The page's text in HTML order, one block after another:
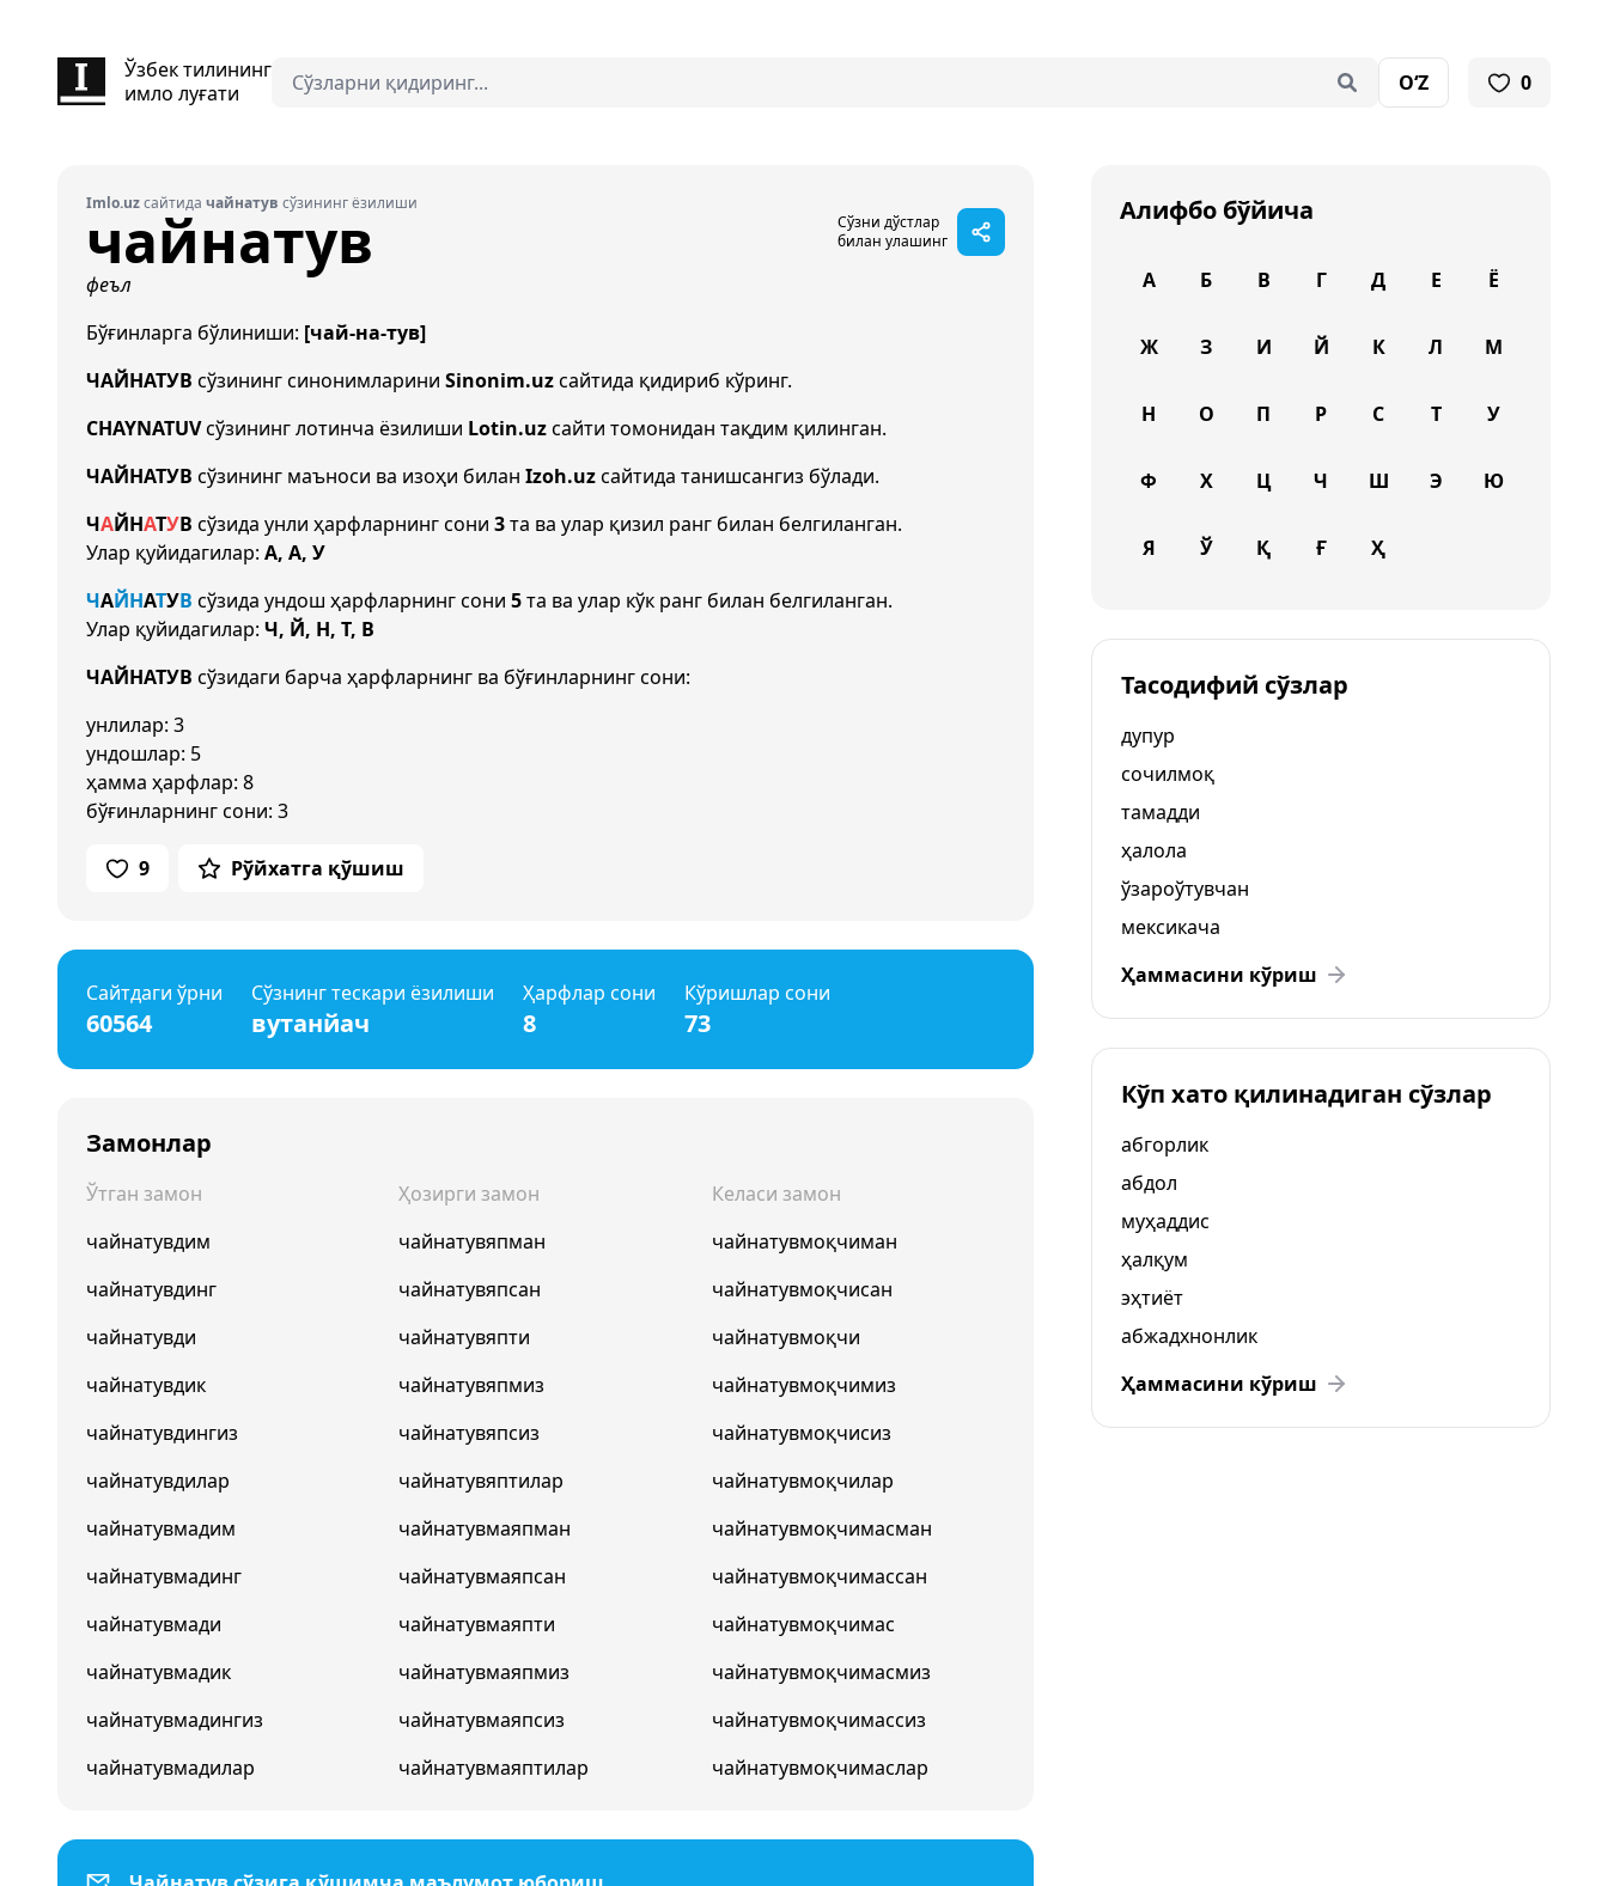
Ўзбек тилининг
имло луғати
O‘Z 0
Imlo.uzсайтида чайнатув сўзининг ёзилиши
чайнатув
Сўзни дўстлар
билан улашинг
феъл
Бўғинларга бўлиниши: [чай-на-тув]
ЧАЙНАТУВ сўзининг синонимларини Sinonim.uzсайтида қидириб кўринг.
CHAYNATUVсўзининг лотинча ёзилиши Lotin.uzсайти томонидан тақдим қилинган.
ЧАЙНАТУВ сўзининг маъноси ва изоҳи билан Izoh.uzсайтида танишсангиз бўлади.
ЧАЙНАТУВ сўзида унли ҳарфларнинг сони 3та ва улар қизил ранг билан белгиланган.
Улар қуйидагилар: А, А, У
ЧАЙНАТУВ сўзида ундош ҳарфларнинг сони 5та ва улар кўк ранг билан белгиланган.
Улар қуйидагилар: Ч, Й, Н, Т, В
ЧАЙНАТУВ сўзидаги барча ҳарфларнинг ва бўғинларнинг сони:
унлилар: 3
ундошлар: 5
ҳамма ҳарфлар: 8
бўғинларнинг сони: 3
9 Рўйхатга қўшиш
Сайтдаги ўрни
60564
Сўзнинг тескари ёзилиши
вутанйач
Ҳарфлар сони
8
Кўришлар сони
73
Замонлар
Ўтган замон
чайнатувдим
чайнатувдинг
чайнатувди
чайнатувдик
чайнатувдингиз
чайнатувдилар
чайнатувмадим
чайнатувмадинг
чайнатувмади
чайнатувмадик
чайнатувмадингиз
чайнатувмадилар
Ҳозирги замон
чайнатувяпман
чайнатувяпсан
чайнатувяпти
чайнатувяпмиз
чайнатувяпсиз
чайнатувяптилар
чайнатувмаяпман
чайнатувмаяпсан
чайнатувмаяпти
чайнатувмаяпмиз
чайнатувмаяпсиз
чайнатувмаяптилар
Келаси замон
чайнатувмоқчиман
чайнатувмоқчисан
чайнатувмоқчи
чайнатувмоқчимиз
чайнатувмоқчисиз
чайнатувмоқчилар
чайнатувмоқчимасман
чайнатувмоқчимассан
чайнатувмоқчимас
чайнатувмоқчимасмиз
чайнатувмоқчимассиз
чайнатувмоқчимаслар
Алифбо бўйича
А Б В Г Д Е Ё
Ж З И Й К Л М
Н О П Р С Т У
Ф Х Ц Ч Ш Э Ю
Я Ў Қ Ғ Ҳ
Тасодифий сўзлар
дупур
сочилмоқ
тамадди
ҳалола
ўзароўтувчан
мексикача
Ҳаммасини кўриш
Кўп хато қилинадиган сўзлар
абгорлик
абдол
муҳаддис
ҳалқум
эҳтиёт
абжадхнонлик
Ҳаммасини кўриш